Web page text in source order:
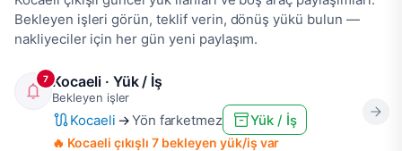
Bekleyen işleri görün, teklif verin, dönüş yükü bulun —
nakliyeciler için her gün yeni paylaşım.
7 Kocaeli · Yük / İş
Bekleyen işler
Kocaeli →Yön farketmez Yük / İş
🔥 Kocaeli çıkışlı 7 bekleyen yük/iş var